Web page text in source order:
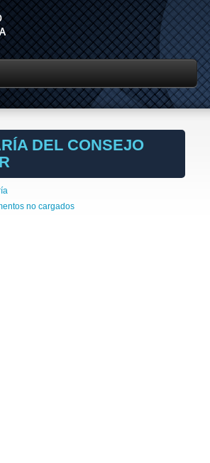
DEL CONSEJO
no cargados